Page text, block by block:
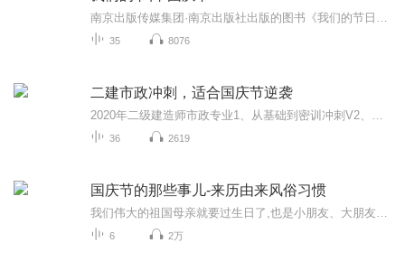
35 8076
二建市政冲刺，适合国庆节逆袭
36 2619
国庆节的那些事儿-来历由来风俗习惯
6 2万